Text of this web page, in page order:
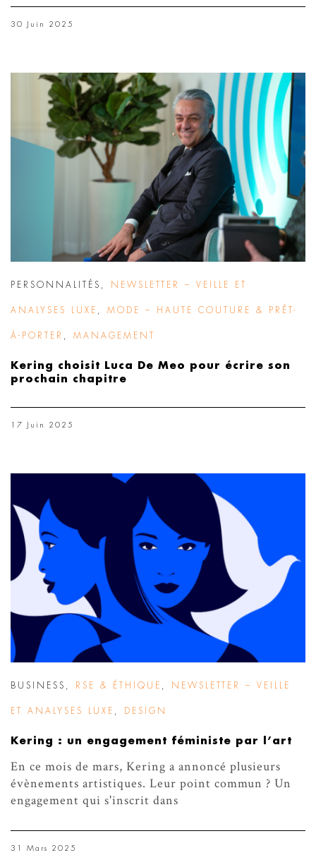
30 Juin 2025
PERSONNALITÉS NEWSLETTER – VEILLE ET
ANALYSES LUXE MODE – HAUTE COUTURE & PRÊT-
À-PORTER MANAGEMENT
Kering choisit Luca De Meo pour écrire son
prochain chapitre
17 Juin 2025
BUSINESS RSE & ÉTHIQUE NEWSLETTER – VEILLE
ET ANALYSES LUXE DESIGN
Kering : un engagement féministe par l’art
En ce mois de mars, Kering a annoncé plusieurs
évènements artistiques. Leur point commun ? Un
engagement qui s'inscrit dans
31 Mars 2025